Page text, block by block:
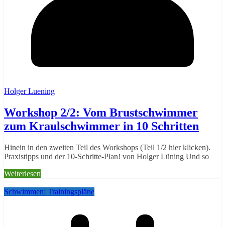
Holger Luening
Workshop 2/2: Vom Brustschwimmer
zum Kraulschwimmer in 10 Schritten
Hinein in den zweiten Teil des Workshops (Teil 1/2 hier klicken).
Praxistipps und der 10-Schritte-Plan! von Holger Lüning Und so
Weiterlesen
Schwimmen: Trainingspläne